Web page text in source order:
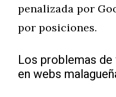
penalizada por
por posiciones.
Los problemas
en webs